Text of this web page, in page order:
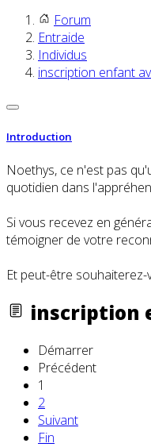
Forum
Entraide
Individus
inscription enfant
Introduction
Noethys, ce n'est pas
quotidien dans
Si vous recevez en
témoigner de votre
Et peut-être
inscription
Démarrer
Précédent
1
2
Suivant
Fin